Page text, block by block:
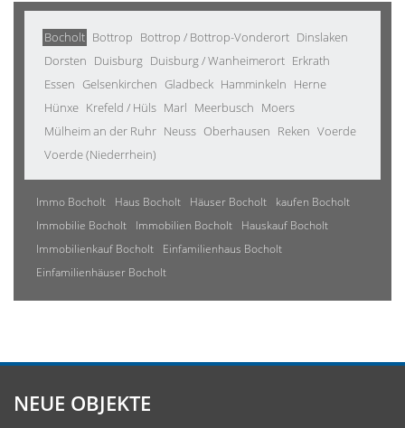
Bocholt Bottrop Bottrop / Bottrop-Vonderort Dinslaken
Dorsten Duisburg Duisburg / Wanheimerort Erkrath
Essen Gelsenkirchen Gladbeck Hamminkeln Herne
Hünxe Krefeld / Hüls Marl Meerbusch Moers
Mülheim an der Ruhr Neuss Oberhausen Reken Voerde
Voerde (Niederrhein)
Immo Bocholt Haus Bocholt Häuser Bocholt
kaufen Bocholt
Immobilie Bocholt
Immobilien Bocholt
Hauskauf Bocholt
Immobilienkauf Bocholt
Einfamilienhaus Bocholt
Einfamilienhäuser Bocholt
NEUE OBJEKTE